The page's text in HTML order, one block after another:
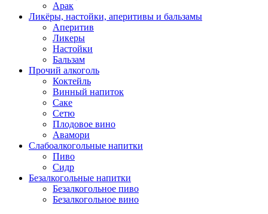
Арак
Ликёры, настойки, аперитивы и бальзамы
Аперитив
Ликеры
Настойки
Бальзам
Прочий алкоголь
Коктейль
Винный напиток
Саке
Сетю
Плодовое вино
Авамори
Слабоалкогольные напитки
Пиво
Сидр
Безалкогольные напитки
Безалкогольное пиво
Безалкогольное вино